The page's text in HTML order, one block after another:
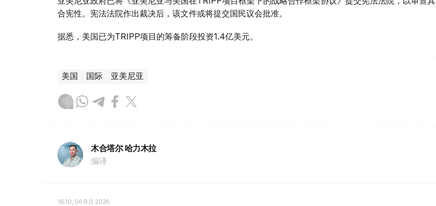
合宪性。宪法法院作出裁决后，该文件或将提交国民议会批准。
据悉，美国已为TRIPP项目的筹备阶段投资1.4亿美元。
美国 国际 亚美尼亚
木合塔尔 哈力木拉
编译
16:10, 06 8月 2026